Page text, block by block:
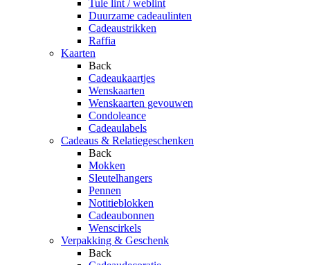
Tule lint / weblint
Duurzame cadeaulinten
Cadeaustrikken
Raffia
Kaarten
Back
Cadeaukaartjes
Wenskaarten
Wenskaarten gevouwen
Condoleance
Cadeaulabels
Cadeaus & Relatiegeschenken
Back
Mokken
Sleutelhangers
Pennen
Notitieblokken
Cadeaubonnen
Wenscirkels
Verpakking & Geschenk
Back